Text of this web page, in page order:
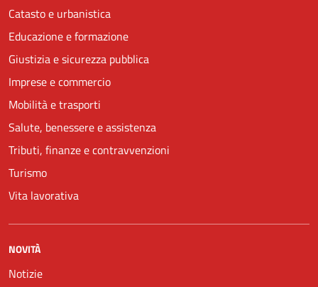
Catasto e urbanistica
Educazione e formazione
Giustizia e sicurezza pubblica
Imprese e commercio
Mobilità e trasporti
Salute, benessere e assistenza
Tributi, finanze e contravvenzioni
Turismo
Vita lavorativa
NOVITÀ
Notizie